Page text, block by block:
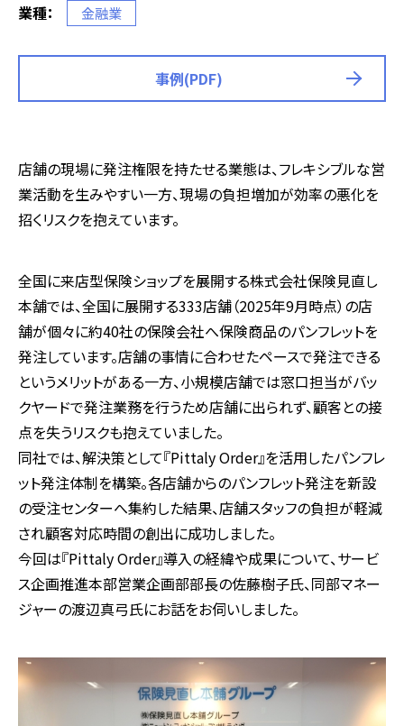
業種： 金融業
事例(PDF)
店舗の現場に発注権限を持たせる業態は、フレキシブルな営
業活動を生みやすい一方、現場の負担増加が効率の悪化を
招くリスクを抱えています。
全国に来店型保険ショップを展開する株式会社保険見直し
本舗では、全国に展開する333店舗（2025年9月時点）の店
舗が個々に約40社の保険会社へ保険商品のパンフレットを
発注しています。店舗の事情に合わせたペースで発注できる
というメリットがある一方、小規模店舗では窓口担当がバッ
クヤードで発注業務を行うため店舗に出られず、顧客との接
点を失うリスクも抱えていました。
同社では、解決策として『Pittaly Order』を活用したパンフレ
ット発注体制を構築。各店舗からのパンフレット発注を新設
の受注センターへ集約した結果、店舗スタッフの負担が軽減
され顧客対応時間の創出に成功しました。
今回は『Pittaly Order』導入の経緯や成果について、サービ
ス企画推進本部営業企画部部長の佐藤樹子氏、同部マネー
ジャーの渡辺真弓氏にお話をお伺いしました。